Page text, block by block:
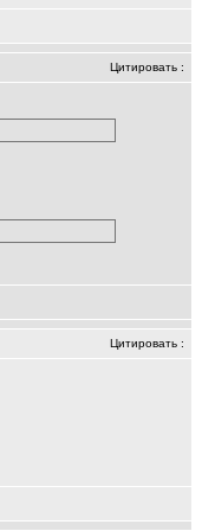
Цитировать :
Цитировать :